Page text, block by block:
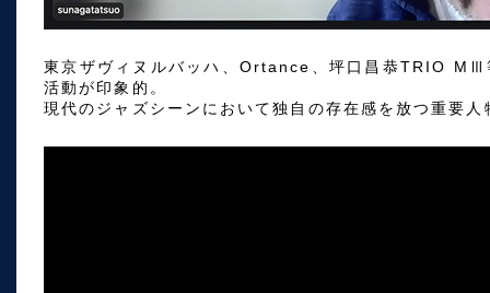
東京ザヴィヌルバッハ、Ortance、坪口昌恭TRIO MⅢ
活動が印象的。
現代のジャズシーンにおいて独自の存在感を放つ重要人